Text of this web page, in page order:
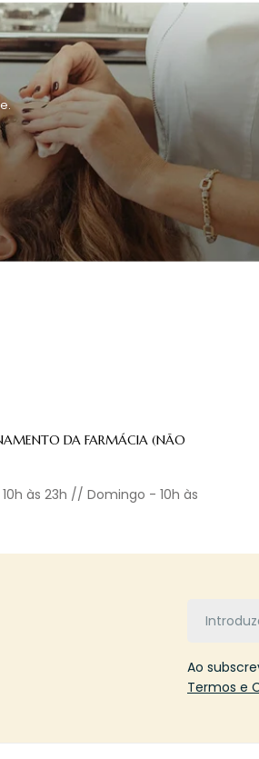
DA FARMÁCIA (NÃO
às 23h // Domingo - 10h às
Ao
Termos e